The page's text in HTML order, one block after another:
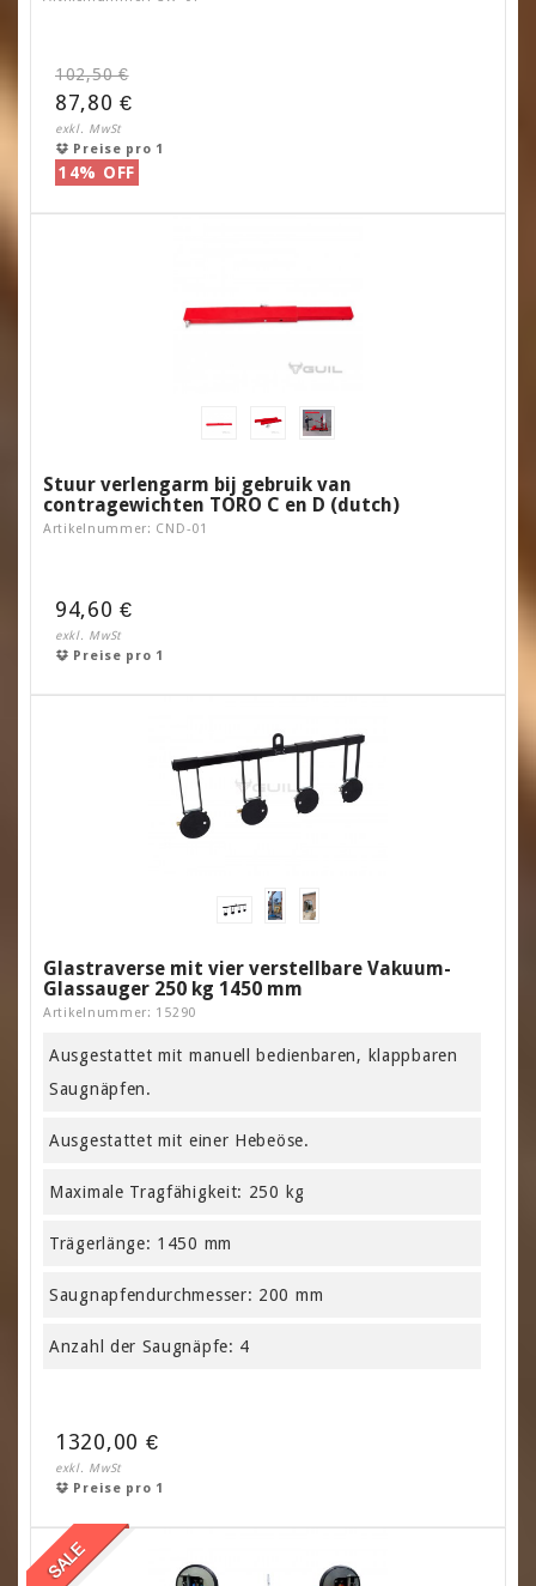
102,50 €
87,80 €
exkl. MwSt
Preise pro 1
14% OFF
Stuur verlengarm bij gebruik van
contragewichten TORO C en D (dutch)
Artikelnummer: CND-01
94,60 €
exkl. MwSt
Preise pro 1
Glastraverse mit vier verstellbare Vakuum-
Glassauger 250 kg 1450 mm
Artikelnummer: 15290
Ausgestattet mit manuell bedienbaren, klappbaren
Saugnäpfen.
Ausgestattet mit einer Hebeöse.
Maximale Tragfähigkeit: 250 kg
Trägerlänge: 1450 mm
Saugnapfendurchmesser: 200 mm
Anzahl der Saugnäpfe: 4
1320,00 €
exkl. MwSt
Preise pro 1